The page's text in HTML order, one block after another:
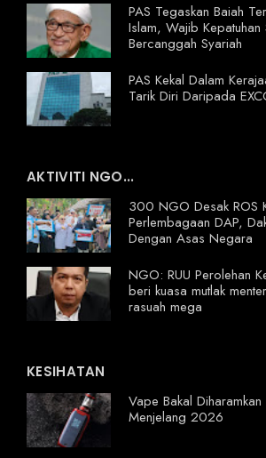
PAS Tegaskan Baiah
Islam, Wajib
Bercanggah Syariah
PAS Kekal Dalam
Tarik Diri Daripada
AKTIVITI NGO...
300 NGO Desak ROS
Perlembagaan DAP,
Dengan Asas Negara
NGO: RUU Perolehan
beri kuasa mutlak
rasuah mega
KESIHATAN
Vape Bakal Diharamkan
Menjelang 2026